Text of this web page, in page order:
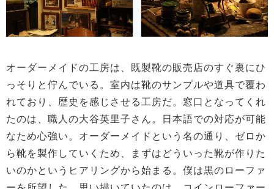
オーダーメイドの工房は、既製靴の販売店のすぐ裏にひ
っそりと佇んでいる。室内は靴のサンプルや道具で覆わ
れており、歴史を感じさせる工房だ。窓口となってくれ
たのは、職人の大谷英里子さん。日本語での対応が可能
なため心強い。オーダーメイドという名の通り、ゼロか
ら靴を製作していくため、まずはどういった靴が作りた
いのかというヒアリングから始まる。僕は黒のローファ